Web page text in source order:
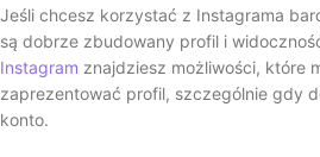
Jeśli chcesz korzystać z Instagrama
są dobrze zbudowany profil i
Instagram znajdziesz możliwości, które
zaprezentować profil, szczególnie gdy
konto.